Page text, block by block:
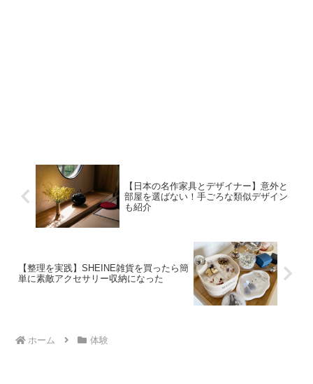
【日本の名作家具とデザイナー】意外と
部屋を選ばない！手ごろな類似デザイン
も紹介
【整理を実践】SHEINE雑貨を買ったら簡
単に素敵アクセサリー収納になった
ホーム 体験